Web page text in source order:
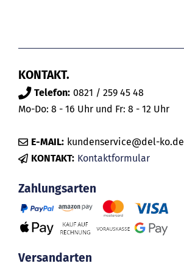
KONTAKT.
Telefon: 0821 / 259 45 48
Mo-Do: 8 - 16 Uhr und Fr: 8 - 12 Uhr
E-MAIL: kundenservice@del-ko.de
KONTAKT: Kontaktformular
Zahlungsarten
Versandarten